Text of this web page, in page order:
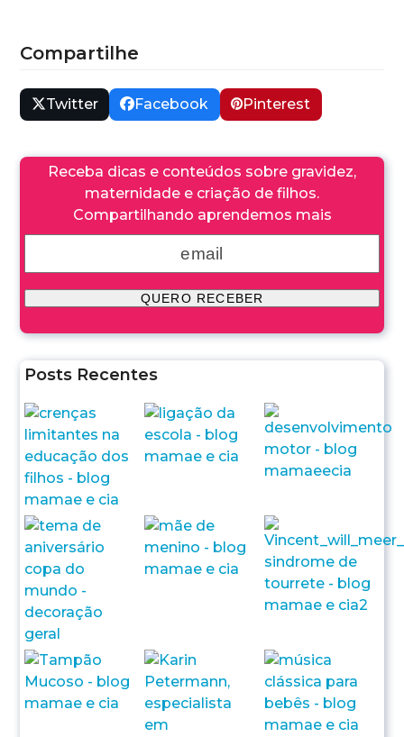
Compartilhe
Twitter Facebook Pinterest
Receba dicas e conteúdos sobre gravidez,
maternidade e criação de filhos.
Compartilhando aprendemos mais
Posts Recentes